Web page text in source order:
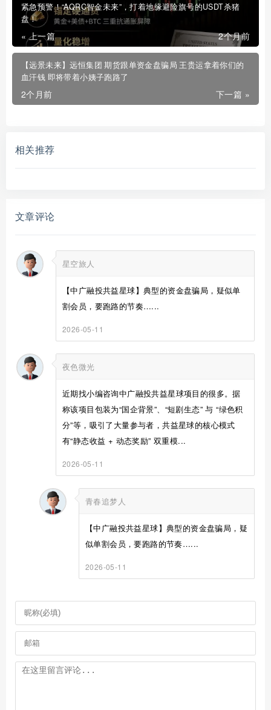
紧急预警！“AQRC智金未来”，打着地缘避险旗号的USDT杀猪
盘！
« 上一篇 2个月前
【远景未来】远恒集团 期货跟单资金盘骗局 王贵运拿着你们的
血汗钱 即将带着小姨子跑路了
下一篇 »
2个月前
相关推荐
文章评论
星空旅人
【中广融投共益星球】典型的资金盘骗局，疑似单
割会员，要跑路的节奏…...
2026-05-11
夜色微光
近期找小编咨询中广融投共益星球项目的很多。据
称该项目包装为“国企背景”、“短剧生态” 与 “绿色积
分”等，吸引了大量参与者，共益星球的核心模式
有“静态收益 + 动态奖励” 双重模...
2026-05-11
青春追梦人
【中广融投共益星球】典型的资金盘骗局，疑
似单割会员，要跑路的节奏…...
2026-05-11